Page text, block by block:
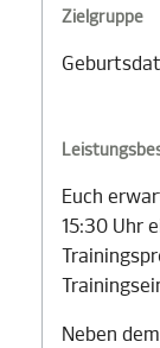
Zielgruppe
Euch
15:30 Uhr
Neben